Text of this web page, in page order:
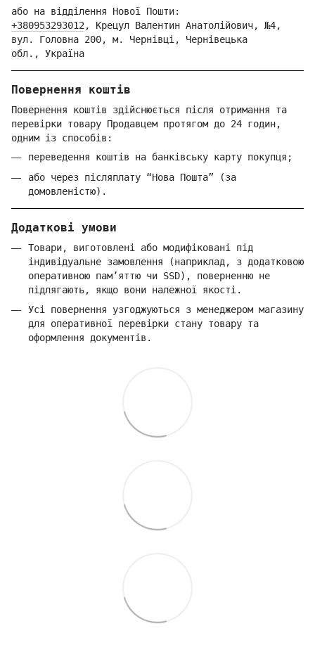
або на відділення Нової Пошти:
+380953293012, Крецул Валентин Анатолійович, №4,
вул. Головна 200, м. Чернівці, Чернівецька
обл., Україна
Повернення коштів
Повернення коштів здійснюється після отримання та
перевірки товару Продавцем протягом до 24 годин,
одним із способів:
переведення коштів на банківську карту покупця;
або через післяплату “Нова Пошта” (за
домовленістю).
Додаткові умови
Товари, виготовлені або модифіковані під
індивідуальне замовлення (наприклад, з додатковою
оперативною пам’яттю чи SSD), поверненню не
підлягають, якщо вони належної якості.
Усі повернення узгоджуються з менеджером магазину
для оперативної перевірки стану товару та
оформлення документів.